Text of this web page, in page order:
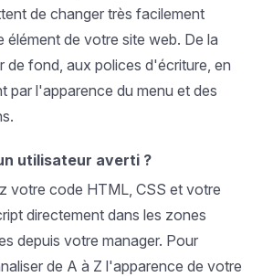
de changer très facilement
élément de votre site web. De la
de fond, aux polices d'écriture, en
par l'apparence du menu et des
utilisateur averti ?
votre code HTML, CSS et votre
directement dans les zones
depuis votre manager. Pour
de A à Z l'apparence de votre